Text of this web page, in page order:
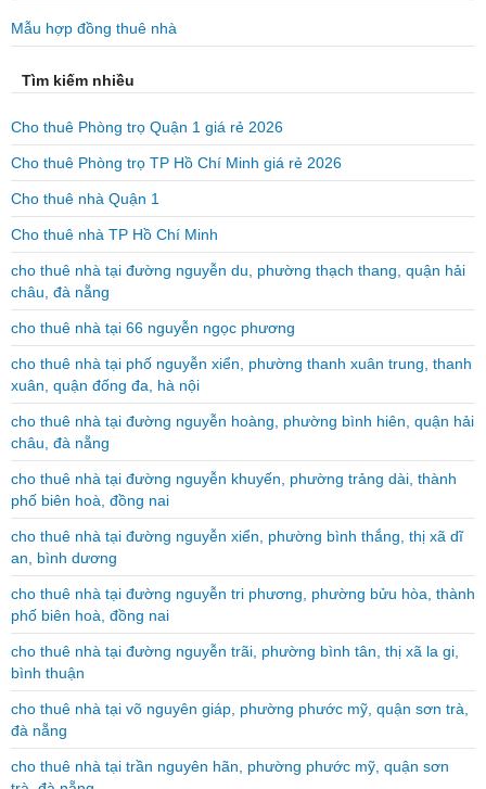
Mẫu hợp đồng thuê nhà
Tìm kiếm nhiều
Cho thuê Phòng trọ Quận 1 giá rẻ 2026
Cho thuê Phòng trọ TP Hồ Chí Minh giá rẻ 2026
Cho thuê nhà Quận 1
Cho thuê nhà TP Hồ Chí Minh
cho thuê nhà tại đường nguyễn du, phường thạch thang, quận hải
châu, đà nẵng
cho thuê nhà tại 66 nguyễn ngọc phương
cho thuê nhà tại phố nguyễn xiển, phường thanh xuân trung, thanh
xuân, quận đống đa, hà nội
cho thuê nhà tại đường nguyễn hoàng, phường bình hiên, quận hải
châu, đà nẵng
cho thuê nhà tại đường nguyễn khuyến, phường trảng dài, thành
phố biên hoà, đồng nai
cho thuê nhà tại đường nguyễn xiển, phường bình thắng, thị xã dĩ
an, bình dương
cho thuê nhà tại đường nguyễn tri phương, phường bửu hòa, thành
phố biên hoà, đồng nai
cho thuê nhà tại đường nguyễn trãi, phường bình tân, thị xã la gi,
bình thuận
cho thuê nhà tại võ nguyên giáp, phường phước mỹ, quận sơn trà,
đà nẵng
cho thuê nhà tại trần nguyên hãn, phường phước mỹ, quận sơn